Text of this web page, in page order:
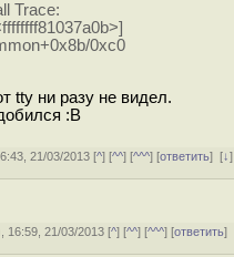
Trace:
0xc0
tty ни разу не видел.
:В
21/03/2013 [^] [^^] [^^^] [ответить][↓]
16:59, 21/03/2013 [^] [^^] [^^^] [ответить]